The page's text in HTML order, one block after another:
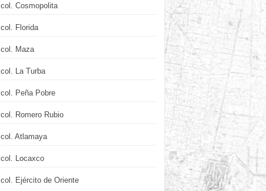
col. Cosmopolita
col. Florida
col. Maza
col. La Turba
col. Peña Pobre
col. Romero Rubio
col. Atlamaya
col. Locaxco
col. Ejército de Oriente